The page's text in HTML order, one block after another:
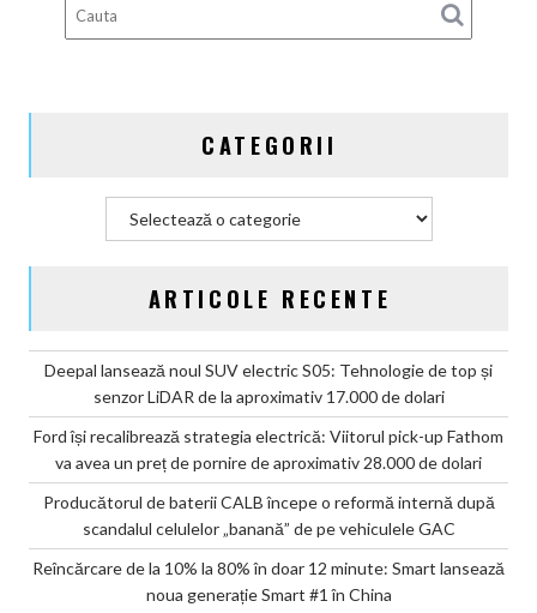
scandalul
celulelor
CATEGORII
ARTICOLE RECENTE
Deepal lansează noul SUV electric S05: Tehnologie de top și
senzor LiDAR de la aproximativ 17.000 de dolari
Ford își recalibrează strategia electrică: Viitorul pick-up Fathom
va avea un preț de pornire de aproximativ 28.000 de dolari
Producătorul de baterii CALB începe o reformă internă după
scandalul celulelor „banană” de pe vehiculele GAC
Reîncărcare de la 10% la 80% în doar 12 minute: Smart lansează
noua generație Smart #1 în China